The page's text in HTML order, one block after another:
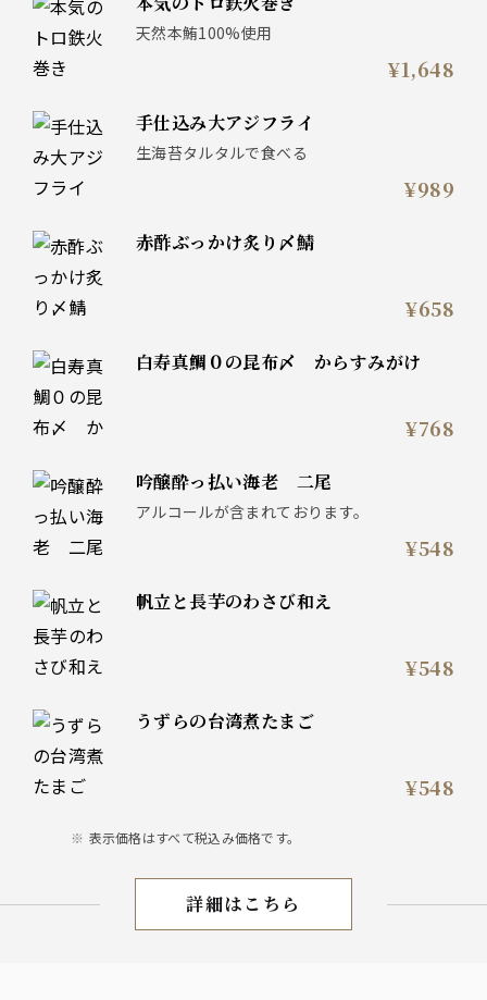
天然本鮪100%使用
¥1,648
手仕込み大アジフライ
生海苔タルタルで食べる
¥989
赤酢ぶっかけ炙り〆鯖
¥658
白寿真鯛０の昆布〆 からすみがけ
¥768
吟醸酔っ払い海老 二尾
アルコールが含まれております。
¥548
帆立と長芋のわさび和え
¥548
うずらの台湾煮たまご
¥548
表示価格はすべて税込み価格です。
お料理
詳細はこちら